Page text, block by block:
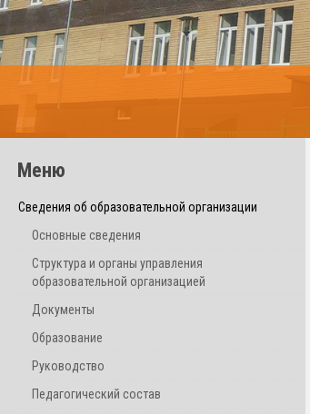
Меню
Сведения об образовательной организации
Основные сведения
Структура и органы управления
образовательной организацией
Документы
Образование
Руководство
Педагогический состав